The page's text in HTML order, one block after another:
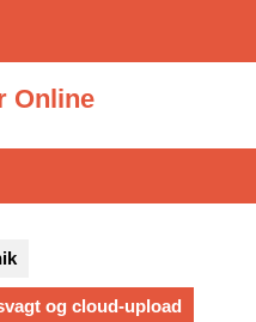
Online
og cloud-upload